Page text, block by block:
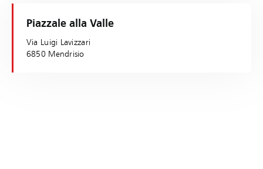
Piazzale alla Valle
Via Luigi Lavizzari
6850 Mendrisio